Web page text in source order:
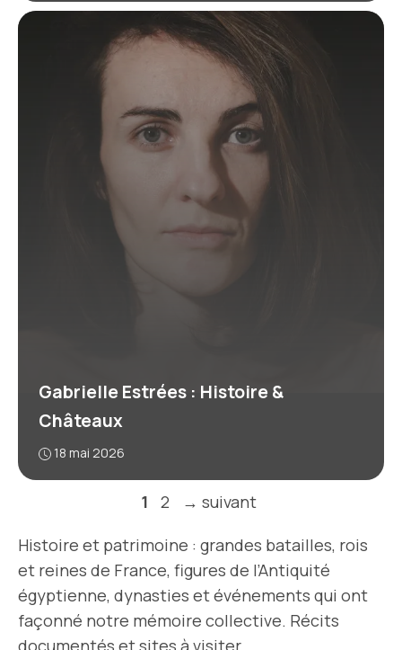
Gabrielle Estrées : Histoire &
Châteaux
18 mai 2026
Page
1 Page
2 → suivant
Histoire et patrimoine : grandes batailles, rois
et reines de France, figures de l’Antiquité
égyptienne, dynasties et événements qui ont
façonné notre mémoire collective. Récits